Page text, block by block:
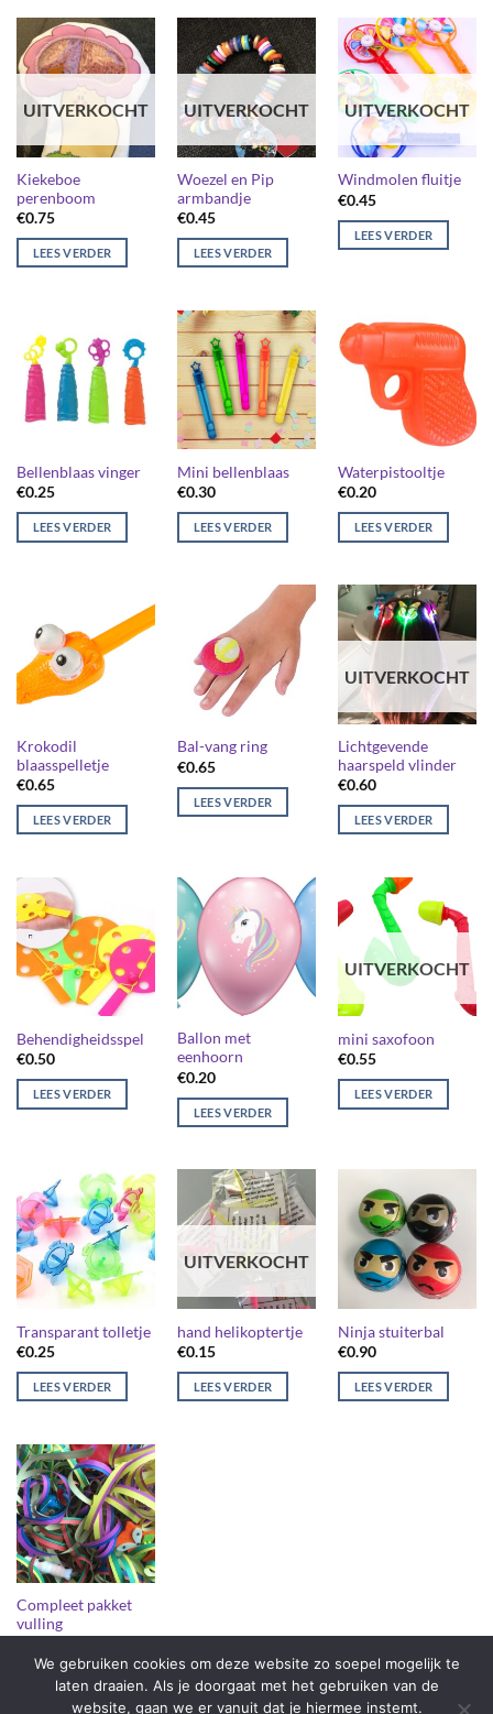
UITVERKOCHT
Kiekeboe
perenboom
€0.75
LEES VERDER
UITVERKOCHT
Woezel en Pip
armbandje
€0.45
LEES VERDER
UITVERKOCHT
Windmolen fluitje
€0.45
LEES VERDER
Bellenblaas vinger
€0.25
LEES VERDER
Mini bellenblaas
€0.30
LEES VERDER
Waterpistooltje
€0.20
LEES VERDER
Krokodil
blaasspelletje
€0.65
LEES VERDER
Bal-vang ring
€0.65
LEES VERDER
UITVERKOCHT
Lichtgevende
haarspeld vlinder
€0.60
LEES VERDER
Behendigheidsspel
€0.50
LEES VERDER
Ballon met
eenhoorn
€0.20
LEES VERDER
UITVERKOCHT
mini saxofoon
€0.55
LEES VERDER
Transparant tolletje
€0.25
LEES VERDER
UITVERKOCHT
hand helikoptertje
€0.15
LEES VERDER
Ninja stuiterbal
€0.90
LEES VERDER
Compleet pakket
vulling
LEES VERDER
We gebruiken cookies om deze website zo soepel mogelijk te
laten draaien. Als je doorgaat met het gebruiken van de
website, gaan we er vanuit dat je hiermee instemt.